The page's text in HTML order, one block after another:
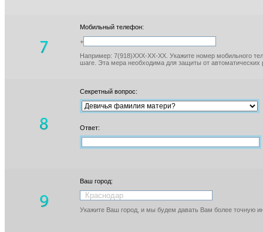
Мобильный телефон:
+
Например: 7(918)XXX-XX-XX. Укажите номер мобильного
шаге. Эта мера необходима для защиты от автоматических
Секретный вопрос:
Ответ:
Ваш город:
Укажите Ваш город, и мы будем давать Вам более точную